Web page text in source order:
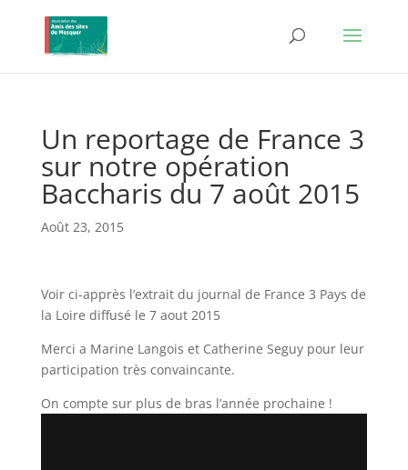
Un reportage de France 3
sur notre opération
Baccharis du 7 août 2015
Août 23, 2015
Voir ci-apprès l’extrait du journal de France 3 Pays de
la Loire diffusé le 7 aout 2015
Merci a Marine Langois et Catherine Seguy pour leur
participation très convaincante.
On compte sur plus de bras l’année prochaine !